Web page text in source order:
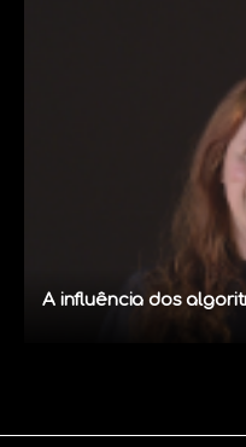
A influência dos